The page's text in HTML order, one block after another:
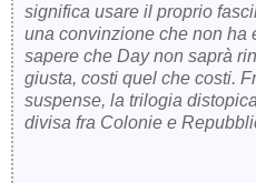
significa usare il proprio
una convinzione che non ha
sapere che Day non saprà
giusta, costi quel che costi.
suspense, la trilogia
divisa fra Colonie e